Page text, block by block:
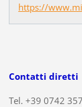
https://
Contatti diretti
Tel. +39 0742